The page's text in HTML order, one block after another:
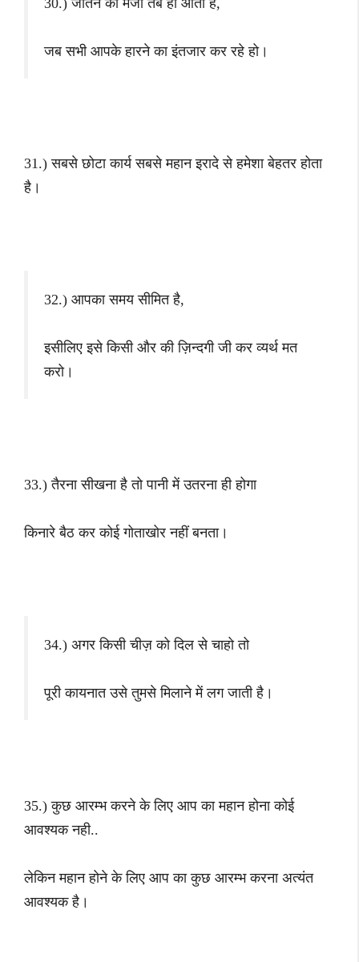
जब सभी आपके हारने का इंतजार कर रहे हो।
31.) सबसे छोटा कार्य सबसे महान इरादे से हमेशा बेहतर होता
है।
32.) आपका समय सीमित है,
इसीलिए इसे किसी और की ज़िन्दगी जी कर व्यर्थ मत
करो।
33.) तैरना सीखना है तो पानी में उतरना ही होगा
किनारे बैठ कर कोई गोताखोर नहीं बनता।
34.) अगर किसी चीज़ को दिल से चाहो तो
पूरी कायनात उसे तुमसे मिलाने में लग जाती है।
35.) कुछ आरम्भ करने के लिए आप का महान होना कोई
आवश्यक नही..
लेकिन महान होने के लिए आप का कुछ आरम्भ करना अत्यंत
आवश्यक है।